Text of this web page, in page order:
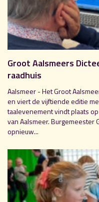
Groot Aalsmeers
raadhuis
Aalsmeer - Het Groot
en viert de vijftiende editie
taalevenement vindt plaats
van Aalsmeer. Burgemeester
opnieuw...